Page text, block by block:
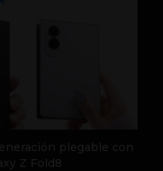
plegable con
Z Fold8